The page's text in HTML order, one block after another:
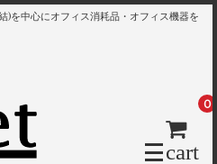
)を中心にオフィス消耗品・オフィス機器を
cart
0